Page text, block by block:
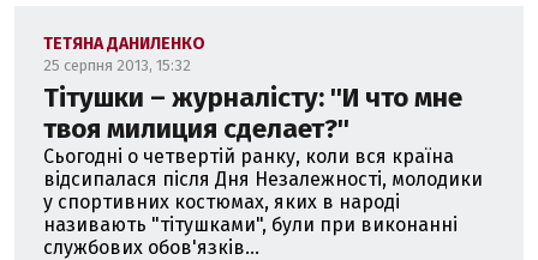
ТЕТЯНА ДАНИЛЕНКО
25 серпня 2013, 15:32
Тітушки – журналісту: ''И что мне
твоя милиция сделает?''
Сьогодні о четвертій ранку, коли вся країна
відсипалася після Дня Незалежності, молодики
у спортивних костюмах, яких в народі
називають "тітушками", були при виконанні
службових обов'язків...